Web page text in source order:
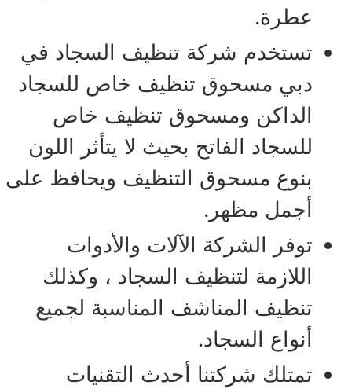
عطرة.
تستخدم شركة تنظيف السجاد في
دبي مسحوق تنظيف خاص للسجاد
الداكن ومسحوق تنظيف خاص
للسجاد الفاتح بحيث لا يتأثر اللون
بنوع مسحوق التنظيف ويحافظ على
أجمل مظهر.
توفر الشركة الآلات والأدوات
اللازمة لتنظيف السجاد ، وكذلك
تنظيف المناشف المناسبة لجميع
أنواع السجاد.
تمتلك شركتنا أحدث التقنيات